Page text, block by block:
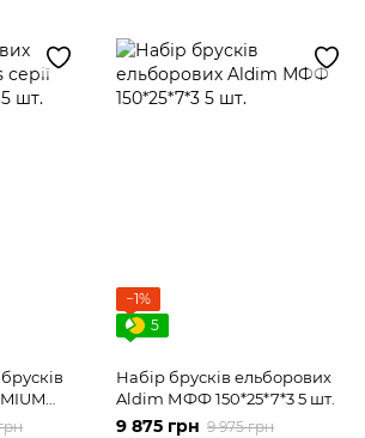
−1%
5
Набір брусків ельборових
Aldim МФФ 150*25*7*3 5 шт.
9 875 грн 9 975 грн